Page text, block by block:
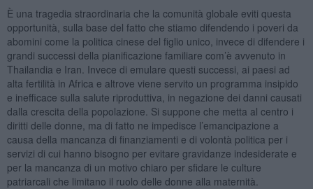
È una tragedia straordinaria che la comunità globale eviti questa
opportunità, sulla base del fatto che stiamo difendendo i poveri da
abomini come la politica cinese del figlio unico, invece di difendere i
grandi successi della pianificazione familiare com’è avvenuto in
Thailandia e Iran. Invece di emulare questi successi, ai paesi ad
alta fertilità in Africa e altrove viene servito un programma insipido
e inefficace sulla salute riproduttiva, in negazione dei danni causati
dalla crescita della popolazione. Si suppone che metta al centro i
diritti delle donne, ma di fatto ne impedisce l’emancipazione a
causa della mancanza di finanziamenti e di volontà politica per i
servizi di cui hanno bisogno per evitare gravidanze indesiderate e
per la mancanza di un motivo chiaro per sfidare le culture
patriarcali che limitano il ruolo delle donne alla maternità.